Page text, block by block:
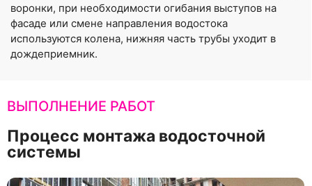
воронки, при необходимости огибания выступов на
фасаде или смене направления водостока
используются колена, нижняя часть трубы уходит в
дождеприемник.
ВЫПОЛНЕНИЕ РАБОТ
Процесс монтажа водосточной
системы